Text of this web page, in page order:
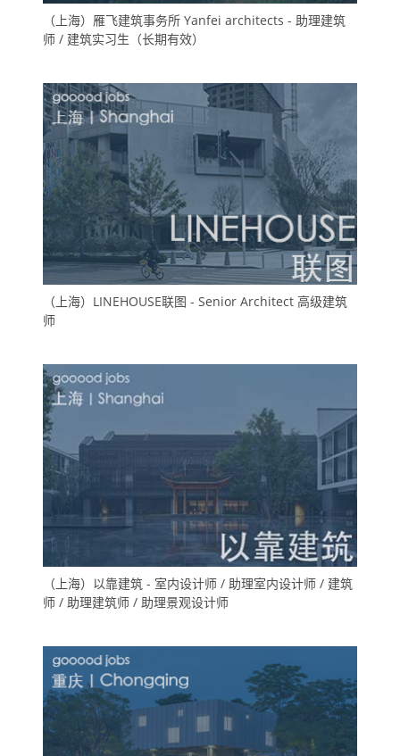
（上海）雁飞建筑事务所 Yanfei architects - 助理建筑
师 / 建筑实习生（长期有效）
（上海）LINEHOUSE联图 - Senior Architect 高级建筑
师
（上海）以靠建筑 - 室内设计师 / 助理室内设计师 / 建筑
师 / 助理建筑师 / 助理景观设计师